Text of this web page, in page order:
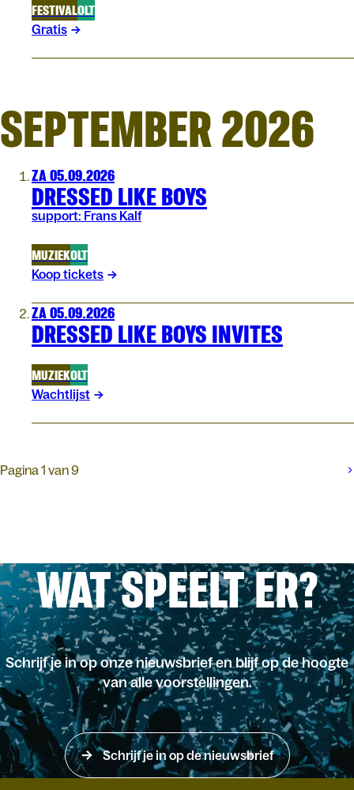
FESTIVALOLT
Gratis
SEPTEMBER 2026
ZA 05.09.2026
DRESSED LIKE BOYS
support: Frans Kalf
MUZIEKOLT
Koop tickets
ZA 05.09.2026
DRESSED LIKE BOYS INVITES
MUZIEKOLT
Wachtlijst
Pagina 1 van 9
WAT SPEELT ER?
Schrijf je in op onze nieuwsbrief en blijf op de hoogte
van alle voorstellingen.
Schrijf je in op de nieuwsbrief